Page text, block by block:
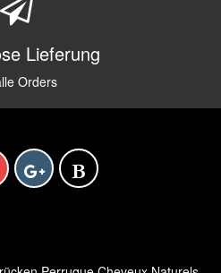
Lieferung
Orders